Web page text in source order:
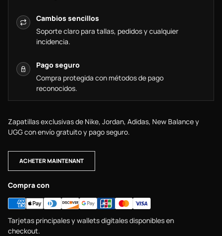
Cambios sencillos
Soporte claro para tallas, pedidos y cualquier
incidencia.
Pago seguro
Compra protegida con métodos de pago
reconocidos.
Zapatillas exclusivas de Nike, Jordan, Adidas, New Balance y
UGG con envío gratuito y pago seguro.
ACHETER MAINTENANT
Compra con
Tarjetas principales y wallets digitales disponibles en
checkout.